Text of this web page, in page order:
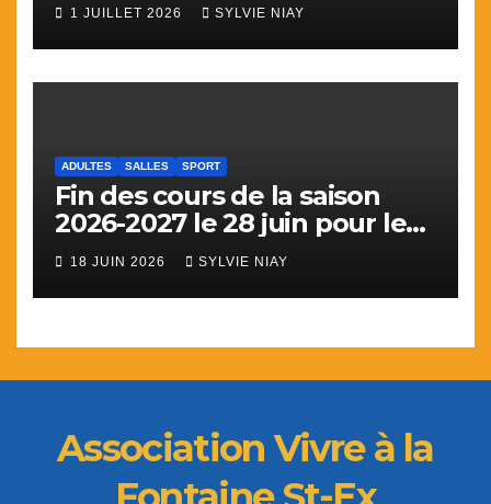
1 JUILLET 2026 SYLVIE NIAY
ADULTES SALLES SPORT
Fin des cours de la saison
2026-2027 le 28 juin pour le
sport
18 JUIN 2026 SYLVIE NIAY
Association Vivre à la